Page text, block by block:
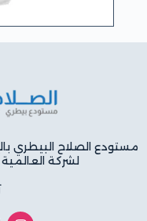
مستودع الصلاح البيطري
لشركة العالمية